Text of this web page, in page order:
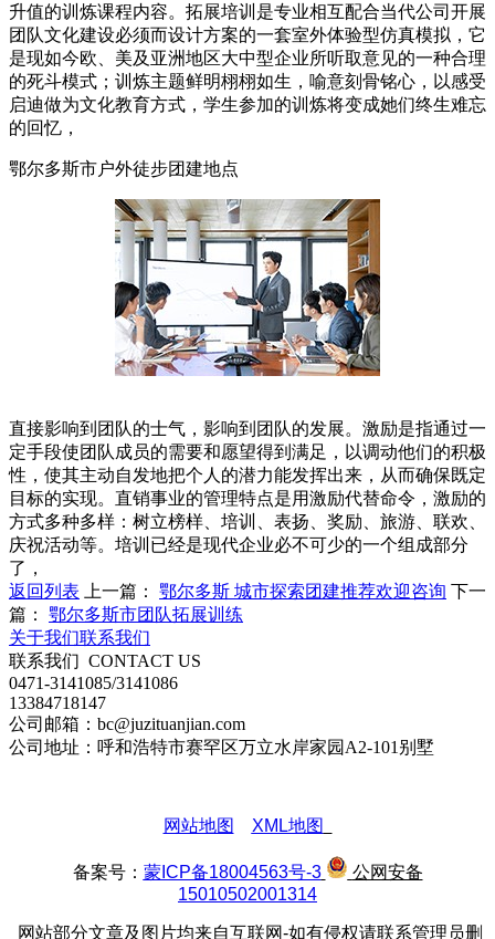
升值的训炼课程内容。拓展培训是专业相互配合当代公司开展
团队文化建设必须而设计方案的一套室外体验型仿真模拟，它
是现如今欧、美及亚洲地区大中型企业所听取意见的一种合理
的死斗模式；训炼主题鲜明栩栩如生，喻意刻骨铭心，以感受
启迪做为文化教育方式，学生参加的训炼将变成她们终生难忘
的回忆，
鄂尔多斯市户外徒步团建地点
直接影响到团队的士气，影响到团队的发展。激励是指通过一
定手段使团队成员的需要和愿望得到满足，以调动他们的积极
性，使其主动自发地把个人的潜力能发挥出来，从而确保既定
目标的实现。直销事业的管理特点是用激励代替命令，激励的
方式多种多样：树立榜样、培训、表扬、奖励、旅游、联欢、
庆祝活动等。培训已经是现代企业必不可少的一个组成部分
了，
返回列表
上一篇： 鄂尔多斯 城市探索团建推荐欢迎咨询 下一
篇： 鄂尔多斯市团队拓展训练
关于我们联系我们
联系我们 CONTACT US
0471-3141085/3141086
13384718147
公司邮箱：bc@juzituanjian.com
公司地址：呼和浩特市赛罕区万立水岸家园A2-101别墅
网站地图 XML地图
备案号： 蒙ICP备18004563号-3
公网安备
15010502001314
网站部分文章及图片均来自互联网-如有侵权请联系管理员删